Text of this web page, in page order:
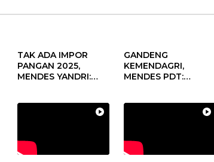
TAK ADA IMPOR
PANGAN 2025,
MENDES YANDRI:
GANDENG
KEMENDAGRI,
MENDES PDT: